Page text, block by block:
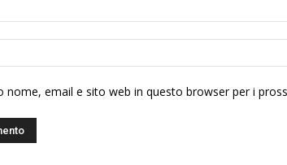
nome, email e sito web in questo browser per i